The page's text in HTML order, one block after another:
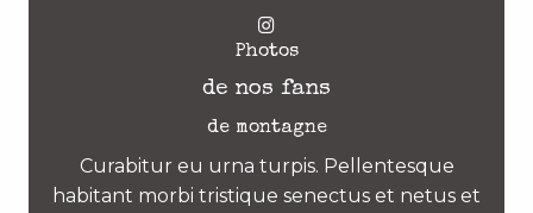
Photos
de nos fans
de montagne
Curabitur eu urna turpis. Pellentesque
habitant morbi tristique senectus et netus et